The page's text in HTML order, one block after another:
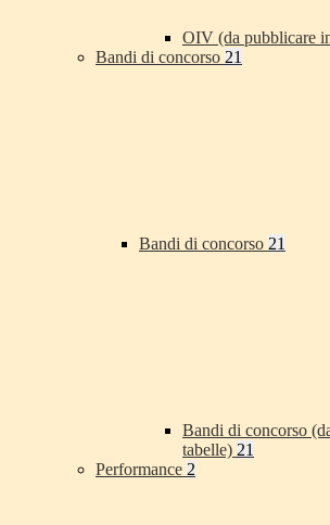
OIV (da pubblicare
Bandi di concorso 21
Bandi di concorso 21
Bandi di concorso
tabelle) 21
Performance 2